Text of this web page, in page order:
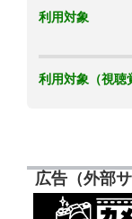
利用対象
利用対象（視聴
広告（外部